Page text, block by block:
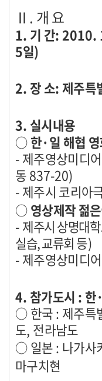
Ⅱ . 개 요
1. 기 간: 2010.
5일)
2. 장 소:제주특
3. 실시내용
○한·일 해협
-제주영상미디
동837-20)
-제주시 코리아
○영상제작 젊
-제주시 상명대
실습,교류회등)
-제주영상미디
4. 참가도시 : 한·
○한국: 제주특
도, 전라남도
○일본: 나가사
마구치현